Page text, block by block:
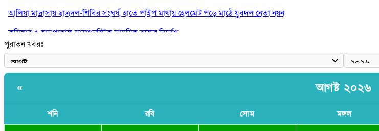
আলিয়া মাদ্রাসায় ছাত্রদল-শিবির সংঘর্ষ, হাতে পাইপ মাথায় হেলমেট পড়ে মাঠে যুবদল নেতা নয়ন
কুমিল্লার ৫ হাসপাতাল-ডায়াগনস্টিক সাময়িক বন্ধের নির্দেশ
পরকীয়ার অভিযোগে গ্রামবাসীর হাতে আটক কনটেন্ট ক্রিয়েটর রিপন মিয়া
পুরাতন খবরঃ
« আগষ্ট ২০২৬
শনি রবি সোম মঙ্গল